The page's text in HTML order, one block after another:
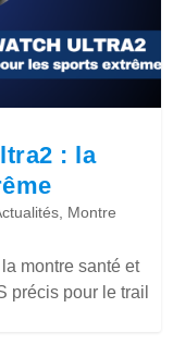
: la
Montre
montre santé et
précis pour le trail